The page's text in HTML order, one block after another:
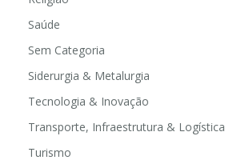
Saúde
Sem Categoria
Siderurgia & Metalurgia
Tecnologia & Inovação
Transporte, Infraestrutura & Logística
Turismo